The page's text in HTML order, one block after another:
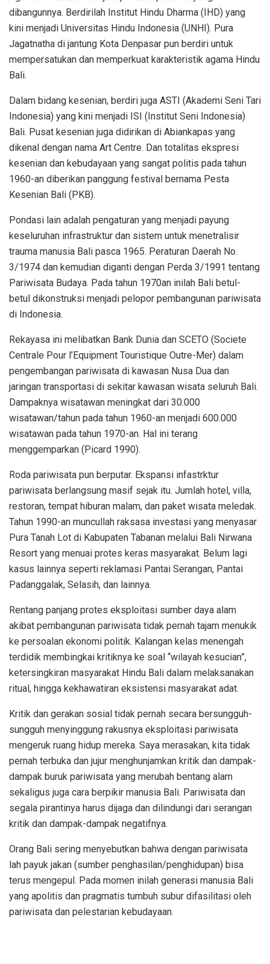
dibangunnya. Berdirilah Institut Hindu Dharma (IHD) yang
kini menjadi Universitas Hindu Indonesia (UNHI). Pura
Jagatnatha di jantung Kota Denpasar pun berdiri untuk
mempersatukan dan memperkuat karakteristik agama Hindu
Bali.
Dalam bidang kesenian, berdiri juga ASTI (Akademi Seni Tari
Indonesia) yang kini menjadi ISI (Institut Seni Indonesia)
Bali. Pusat kesenian juga didirikan di Abiankapas yang
dikenal dengan nama Art Centre. Dan totalitas ekspresi
kesenian dan kebudayaan yang sangat politis pada tahun
1960-an diberikan panggung festival bernama Pesta
Kesenian Bali (PKB).
Pondasi lain adalah pengaturan yang menjadi payung
keseluruhan infrastruktur dan sistem untuk menetralisir
trauma manusia Bali pasca 1965. Peraturan Daerah No.
3/1974 dan kemudian diganti dengan Perda 3/1991 tentang
Pariwisata Budaya. Pada tahun 1970an inilah Bali betul-
betul dikonstruksi menjadi pelopor pembangunan pariwisata
di Indonesia.
Rekayasa ini melibatkan Bank Dunia dan SCETO (Societe
Centrale Pour l’Equipment Touristique Outre-Mer) dalam
pengembangan pariwisata di kawasan Nusa Dua dan
jaringan transportasi di sekitar kawasan wisata seluruh Bali.
Dampaknya wisatawan meningkat dari 30.000
wisatawan/tahun pada tahun 1960-an menjadi 600.000
wisatawan pada tahun 1970-an. Hal ini terang
menggemparkan (Picard 1990).
Roda pariwisata pun berputar. Ekspansi infastrktur
pariwisata berlangsung masif sejak itu. Jumlah hotel, villa,
restoran, tempat hiburan malam, dan paket wisata meledak.
Tahun 1990-an muncullah raksasa investasi yang menyasar
Pura Tanah Lot di Kabupaten Tabanan melalui Bali Nirwana
Resort yang menuai protes keras masyarakat. Belum lagi
kasus lainnya seperti reklamasi Pantai Serangan, Pantai
Padanggalak, Selasih, dan lainnya.
Rentang panjang protes eksploitasi sumber daya alam
akibat pembangunan pariwisata tidak pernah tajam menukik
ke persoalan ekonomi politik. Kalangan kelas menengah
terdidik membingkai kritiknya ke soal “wilayah kesucian”,
ketersingkiran masyarakat Hindu Bali dalam melaksanakan
ritual, hingga kekhawatiran eksistensi masyarakat adat.
Kritik dan gerakan sosial tidak pernah secara bersungguh-
sungguh menyinggung rakusnya eksploitasi pariwisata
mengeruk ruang hidup mereka. Saya merasakan, kita tidak
pernah terbuka dan jujur menghunjamkan kritik dan dampak-
dampak buruk pariwisata yang merubah bentang alam
sekaligus juga cara berpikir manusia Bali. Pariwisata dan
segala pirantinya harus dijaga dan dilindungi dari serangan
kritik dan dampak-dampak negatifnya.
Orang Bali sering menyebutkan bahwa dengan pariwisata
lah payuk jakan (sumber penghasilan/penghidupan) bisa
terus mengepul. Pada momen inilah generasi manusia Bali
yang apolitis dan pragmatis tumbuh subur difasilitasi oleh
pariwisata dan pelestarian kebudayaan.